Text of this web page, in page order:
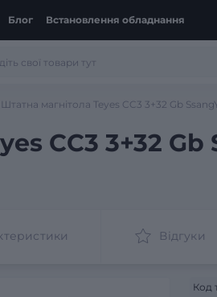
Блог Встановлення обладнання
Штатна магнітола Teyes CC3 3+32 Gb
CC3 3+32
Відгуки
Код